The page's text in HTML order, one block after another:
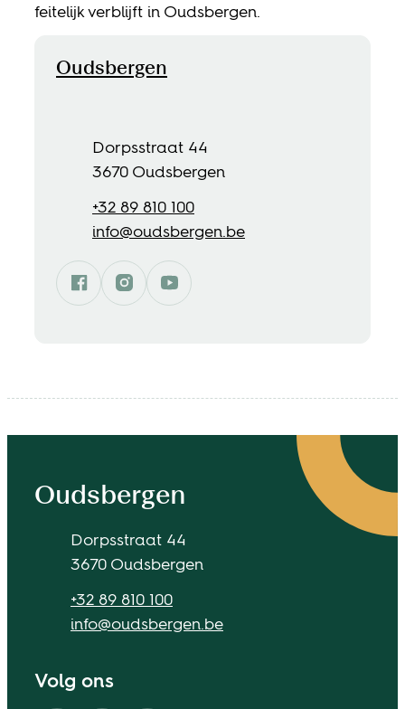
feitelijk verblijft in Oudsbergen.
Contact
Oudsbergen
AdresDorpsstraat 44
,3670 Oudsbergen
+32 89 810 100
E-mailinfo@oudsbergen.be
Facebook Oudsbergen
InstagramYouTube
Contact & openingsuren
Oudsbergen
AdresDorpsstraat 44
,3670 Oudsbergen
+32 89 810 100
E-mailinfo@oudsbergen.be
Volg ons